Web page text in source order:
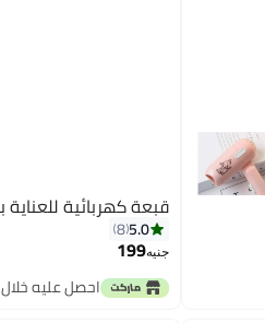
قبعة كهربائية
5.0
8
جنيه199
احصل عليه خلال